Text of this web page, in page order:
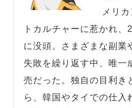
メリ
トカルチャーに惹かれ、
に没頭。さまざまな副業
失敗を繰り返す中、唯一
売だった。独自の目利き
ら、韓国やタイでの仕入